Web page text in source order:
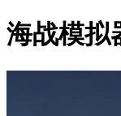
海战模拟